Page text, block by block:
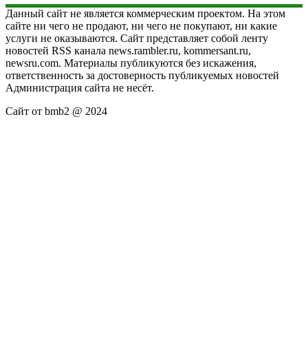
Данный сайт не является коммерческим проектом. На этом
сайте ни чего не продают, ни чего не покупают, ни какие
услуги не оказываются. Сайт представляет собой ленту
новостей RSS канала news.rambler.ru, kommersant.ru,
newsru.com. Материалы публикуются без искажения,
ответственность за достоверность публикуемых новостей
Администрация сайта не несёт.
Сайт от bmb2 @ 2024